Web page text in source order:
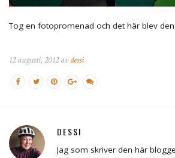
Tog en fotopromenad och det här blev
12 augusti, 2012 avdessi
DESSI
Jag som skriver den här